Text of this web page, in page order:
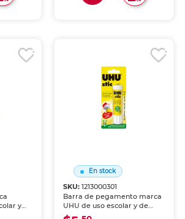
y
limpia
En stock
SKU: 1213000301
Barra de pegamento marca
UHU de uso escolar y de
oficina. Fórmula lavable, no